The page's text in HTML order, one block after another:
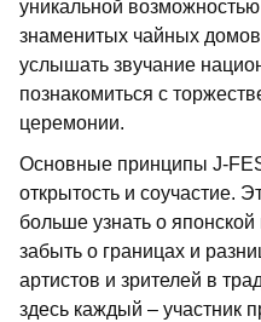
уникальной
знаменитых чайных
услышать звучание
познакомиться с
церемонии.
Основные принципы ­J-
открытость и соучастие.
больше узнать о
забыть о границах и
артистов и зрителей в
здесь каждый – участник